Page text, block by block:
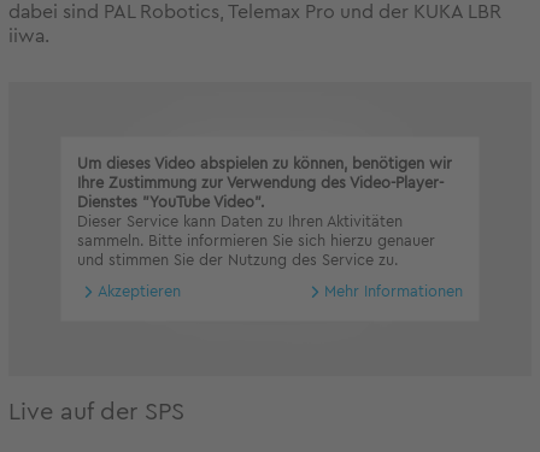
dabei sind PAL Robotics, Telemax Pro und der KUKA LBR
iiwa.
Um dieses Video abspielen zu können, benötigen wir
Ihre Zustimmung zur Verwendung des Video-Player-
Dienstes "YouTube Video".
Dieser Service kann Daten zu Ihren Aktivitäten
sammeln. Bitte informieren Sie sich hierzu genauer
und stimmen Sie der Nutzung des Service zu.
Akzeptieren Mehr Informationen
Live auf der SPS